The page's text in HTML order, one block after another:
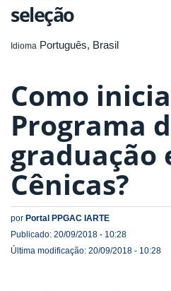
seleção
Idioma Português, Brasil
Como
Programa
graduação
Cênicas?
por Portal PPGAC IARTE
Publicado: 20/09/2018 - 10:28
Última modificação: 20/09/2018 - 10:28